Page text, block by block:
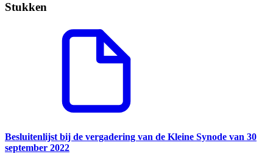
Stukken
Besluitenlijst bij de vergadering van de Kleine Synode van 30
september 2022